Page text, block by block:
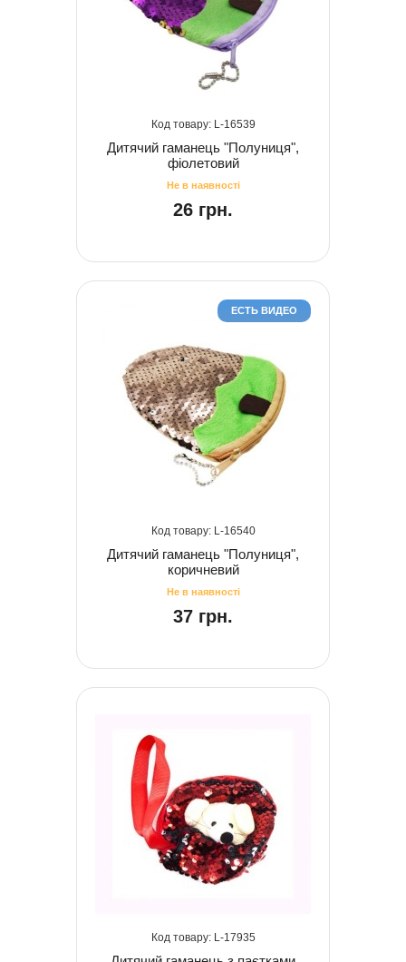
16539
Дитячий гаманець "Полуниця",
фіолетовий
26 грн.
ЕСТЬ ВИДЕО
16540
Дитячий гаманець "Полуниця",
коричневий
37 грн.
17935